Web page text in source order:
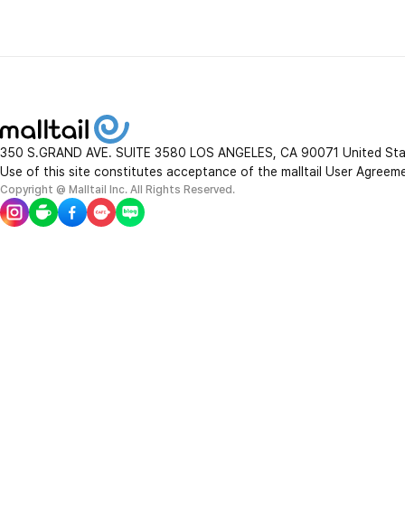
350 S.GRAND AVE. SUITE 3580 LOS ANGELES, CA 90071 United
Use of this site constitutes acceptance of the malltail User
Copyright @ Malltail Inc. All Rights Reserved.